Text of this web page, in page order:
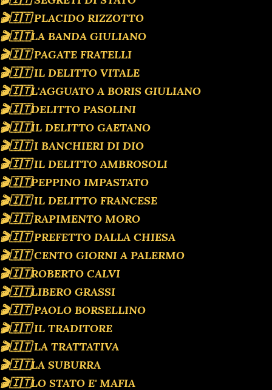
🎬🇮🇹 PLACIDO RIZZOTTO
🎬🇮🇹LA BANDA GIULIANO
🎬🇮🇹 PAGATE FRATELLI
🎬🇮🇹 IL DELITTO VITALE
🎬🇮🇹L'AGGUATO A BORIS GIULIANO
🎬🇮🇹DELITTO PASOLINI
🎬🇮🇹IL DELITTO GAETANO
🎬🇮🇹 I BANCHIERI DI DIO
🎬🇮🇹 IL DELITTO AMBROSOLI
🎬🇮🇹PEPPINO IMPASTATO
🎬🇮🇹 IL DELITTO FRANCESE
🎬🇮🇹 RAPIMENTO MORO
🎬🇮🇹 PREFETTO DALLA CHIESA
🎬🇮🇹 CENTO GIORNI A PALERMO
🎬🇮🇹ROBERTO CALVI
🎬🇮🇹LIBERO GRASSI
🎬🇮🇹 PAOLO BORSELLINO
🎬🇮🇹 IL TRADITORE
🎬🇮🇹 LA TRATTATIVA
🎬🇮🇹LA SUBURRA
🎬🇮🇹LO STATO E' MAFIA